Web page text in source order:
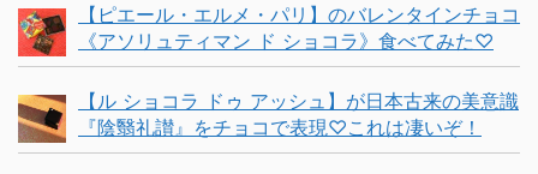
【ピエール・エルメ・パリ】のバレンタインチョコ
《アソリュティマン ド ショコラ》食べてみた♡
【ル ショコラ ドゥ アッシュ】が日本古来の美意識
『陰翳礼讃』をチョコで表現♡これは凄いぞ！